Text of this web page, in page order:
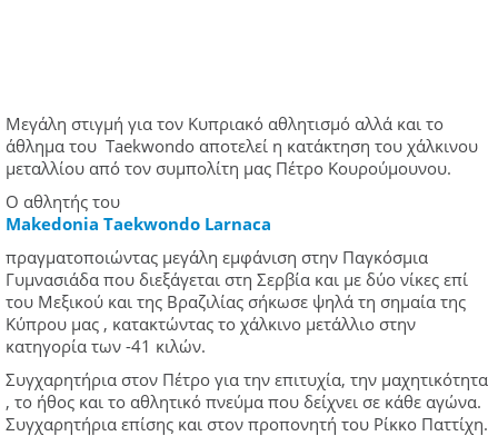
Μεγάλη στιγμή για τον Κυπριακό αθλητισμό αλλά και το
άθλημα του Taekwondo αποτελεί η κατάκτηση του χάλκινου
μεταλλίου από τον συμπολίτη μας Πέτρο Κουρούμουνου.
Ο αθλητής του
Makedonia Taekwondo Larnaca
πραγματοποιώντας μεγάλη εμφάνιση στην Παγκόσμια
Γυμνασιάδα που διεξάγεται στη Σερβία και με δύο νίκες επί
του Μεξικού και της Βραζιλίας σήκωσε ψηλά τη σημαία της
Κύπρου μας , κατακτώντας το χάλκινο μετάλλιο στην
κατηγορία των -41 κιλών.
Συγχαρητήρια στον Πέτρο για την επιτυχία, την μαχητικότητα
, το ήθος και το αθλητικό πνεύμα που δείχνει σε κάθε αγώνα.
Συγχαρητήρια επίσης και στον προπονητή του Ρίκκο Παττίχη.